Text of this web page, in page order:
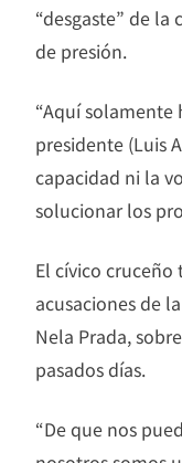
“desgaste” de
de presión.
“Aquí solamente
presidente (Luis
capacidad ni la
solucionar los
El cívico
acusaciones de
Nela Prada,
pasados días.
“De que nos